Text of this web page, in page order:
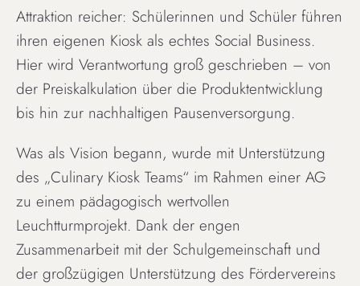
Attraktion reicher: Schülerinnen und Schüler führen
ihren eigenen Kiosk als echtes Social Business.
Hier wird Verantwortung groß geschrieben – von
der Preiskalkulation über die Produktentwicklung
bis hin zur nachhaltigen Pausenversorgung.
Was als Vision begann, wurde mit Unterstützung
des „Culinary Kiosk Teams“ im Rahmen einer AG
zu einem pädagogisch wertvollen
Leuchtturmprojekt. Dank der engen
Zusammenarbeit mit der Schulgemeinschaft und
der großzügigen Unterstützung des Fördervereins